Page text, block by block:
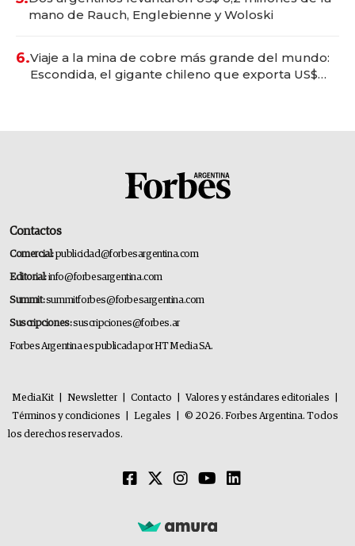
mano de Rauch, Englebienne y Woloski
6.Viaje a la mina de cobre más grande del mundo:
Escondida, el gigante chileno que exporta US$
Contactos
Comercial:publicidad@forbesargentina.com
Editorial:info@forbesargentina.com
Summit:summitforbes@forbesargentina.com
Suscripciones:suscripciones@forbes.ar
Forbes Argentina es publicada por HT Media SA.
MediaKit Newsletter Contacto Valores y estándares editoriales
Términos y condiciones
Legales
© 2026. Forbes Argentina. Todos
los derechos reservados.